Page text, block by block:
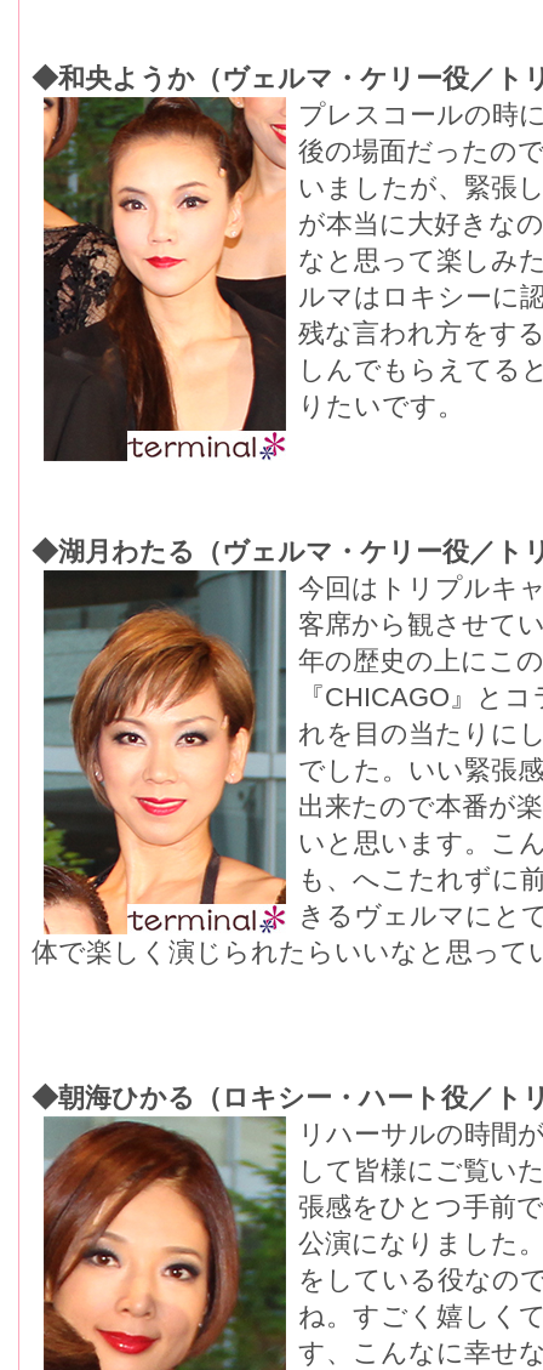
◆和央ようか（ヴェルマ・ケリー役／ト
プレスコールの時
後の場面だったの
いましたが、緊張
が本当に大好きな
なと思って楽しみ
ルマはロキシーに
残な言われ方をす
しんでもらえてる
りたいです。
◆湖月わたる（ヴェルマ・ケリー役／ト
今回はトリプルキ
客席から観させて
年の歴史の上にこ
『CHICAGO』と
れを目の当たりに
でした。いい緊張
出来たので本番が
いと思います。こ
も、へこたれずに
きるヴェルマにと
体で楽しく演じられたらいいなと思って
◆朝海ひかる（ロキシー・ハート役／ト
リハーサルの時間
して皆様にご覧い
張感をひとつ手前
公演になりました
をしている役なの
ね。すごく嬉しく
す、こんなに幸せ